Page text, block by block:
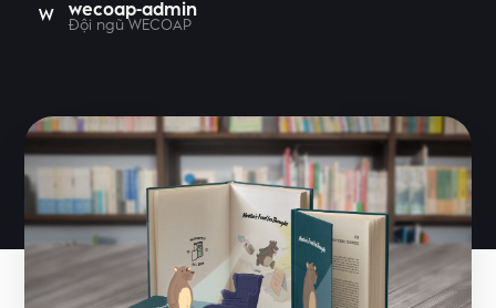
W wecoap-admin
Đội ngũ WECOAP